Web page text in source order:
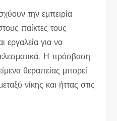
την εμπειρία
παίκτες τους
εργαλεία για να
Η πρόσβαση
θεραπείας μπορεί
νίκης και ήττας στις